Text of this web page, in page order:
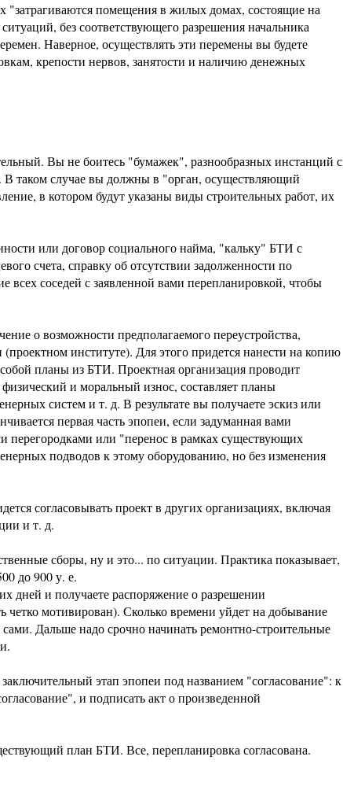
помещения в жилых домах, состоящие на
без соответствующего разрешения начальника
Наверное, осуществлять эти перемены вы будете
крепости нервов, занятости и наличию денежных
Вы не боитесь "бумажек", разнообразных инстанций с
В таком случае вы должны в "орган, осуществляющий
в котором будут указаны виды строительных работ, их
или договор социального найма, "кальку" БТИ с
счета, справку об отсутствии задолженности по
соседей с заявленной вами перепланировкой, чтобы
о возможности предполагаемого переустройства,
институте). Для этого придется нанести на копию
планы из БТИ. Проектная организация проводит
и моральный износ, составляет планы
систем и т. д. В результате вы получаете эскиз или
первая часть эпопеи, если задуманная вами
перегородками или "перенос в рамках существующих
подводов к этому оборудованию, но без изменения
согласовывать проект в других организациях, включая
и т. д.
сборы, ну и это... по ситуации. Практика показывает,
до 900 у. е.
дней и получаете распоряжение о разрешении
мотивирован). Сколько времени уйдет на добывание
Дальше надо срочно начинать ремонтно-строительные
этап эпопеи под названием "согласование": к
и подписать акт о произведенной
план БТИ. Все, перепланировка согласована.